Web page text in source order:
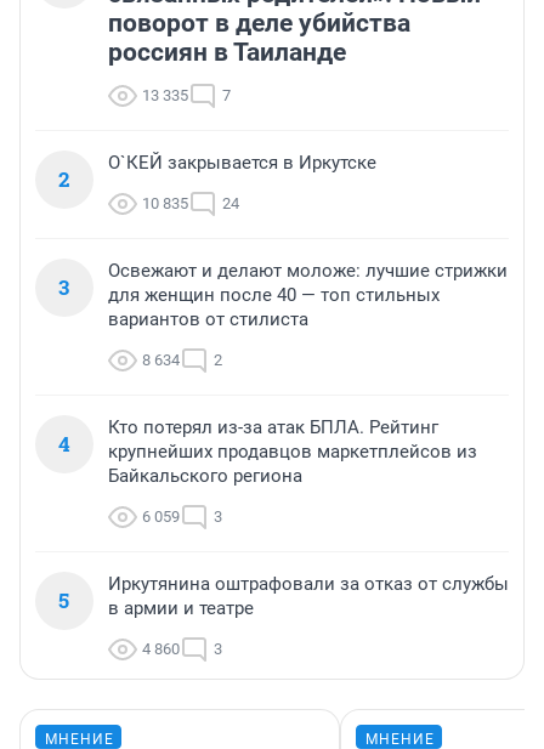
поворот в деле убийства
россиян в Таиланде
13 335 7
2
О`КЕЙ закрывается в Иркутске
10 835 24
3
Освежают и делают моложе: лучшие стрижки
для женщин после 40 — топ стильных
вариантов от стилиста
8 634 2
4
Кто потерял из-за атак БПЛА. Рейтинг
крупнейших продавцов маркетплейсов из
Байкальского региона
6 059 3
5
Иркутянина оштрафовали за отказ от службы
в армии и театре
4 860 3
МНЕНИЕ МНЕНИЕ